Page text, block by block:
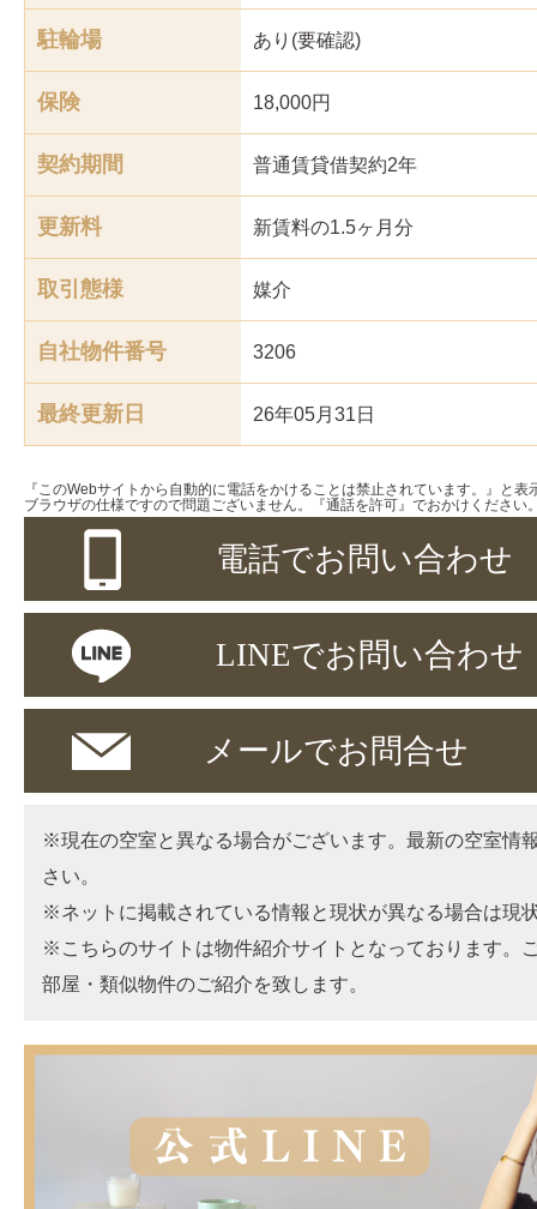
駐輪場 あり(要確認)
保険 18,000円
契約期間 普通賃貸借契約2年
更新料 新賃料の1.5ヶ月分
取引態様 媒介
自社物件番号 3206
最終更新日 26年05月31日
『このWebサイトから自動的に電話をかけることは禁止されています。』と
ブラウザの仕様ですので問題ございません。『通話を許可』でおかけください
電話でお問い合わせ
LINEでお問い合わせ
メールでお問合せ
※現在の空室と異なる場合がございます。最新の空室情
さい。
※ネットに掲載されている情報と現状が異なる場合は現
※こちらのサイトは物件紹介サイトとなっております。
部屋・類似物件のご紹介を致します。